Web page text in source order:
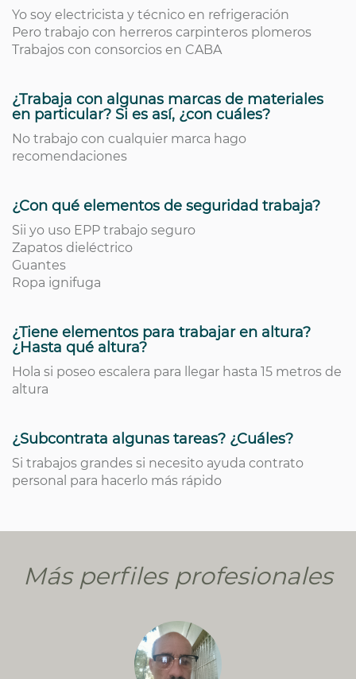
Yo soy electricista y técnico en refrigeración
Pero trabajo con herreros carpinteros plomeros
Trabajos con consorcios en CABA
¿Trabaja con algunas marcas de materiales
en particular? Si es así, ¿con cuáles?
No trabajo con cualquier marca hago
recomendaciones
¿Con qué elementos de seguridad trabaja?
Sii yo uso EPP trabajo seguro
Zapatos dieléctrico
Guantes
Ropa ignifuga
¿Tiene elementos para trabajar en altura?
¿Hasta qué altura?
Hola si poseo escalera para llegar hasta 15 metros de
altura
¿Subcontrata algunas tareas? ¿Cuáles?
Si trabajos grandes si necesito ayuda contrato
personal para hacerlo más rápido
Más perfiles profesionales